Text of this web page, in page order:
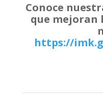
Conoce
que mejoran
https://